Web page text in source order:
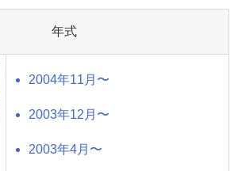
年式
2004年11月〜
2003年12月〜
2003年4月〜